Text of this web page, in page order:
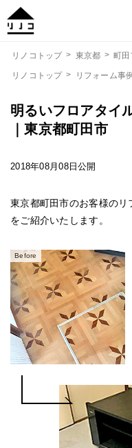
リノコトップ 東京都 町田
リノコトップ リフォーム事例
明るいフロアタイ
｜東京都町田市
2018年08月08日公開
東京都町田市のお客様の
をご紹介いたします。
Before